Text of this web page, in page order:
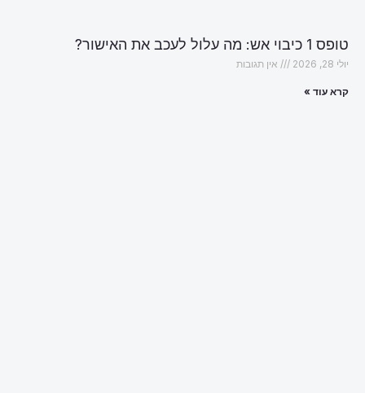
טופס 1 כיבוי אש: מה עלול לעכב את האישור?
יולי 28, 2026 אין תגובות
קרא עוד »